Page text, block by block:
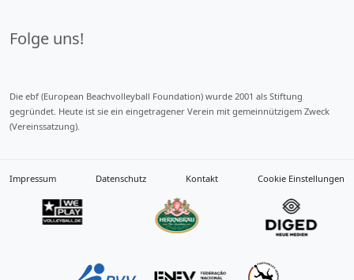
Folge uns!
Die ebf (European Beachvolleyball Foundation) wurde 2001 als Stiftung
gegründet. Heute ist sie ein eingetragener Verein mit gemeinnützigem Zweck
(Vereinssatzung).
Impressum Datenschutz Kontakt Cookie Einstellungen